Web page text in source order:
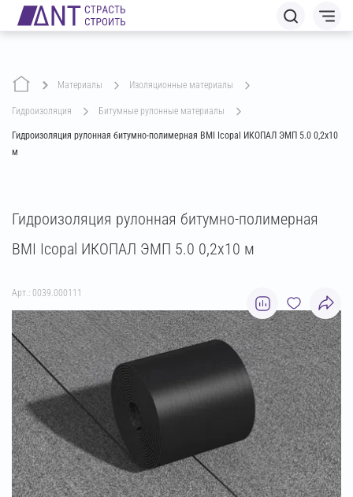
Материалы изоляционные материалы
гидроизоляция битумные рулонные материалы
Гидроизоляция рулонная битумно-полимерная BMI Icopal ИКОПАЛ ЭМП 5.0 0,2х10
м
Гидроизоляция рулонная битумно-полимерная
BMI Icopal ИКОПАЛ ЭМП 5.0 0,2х10 м
Арт.: 0039.000111